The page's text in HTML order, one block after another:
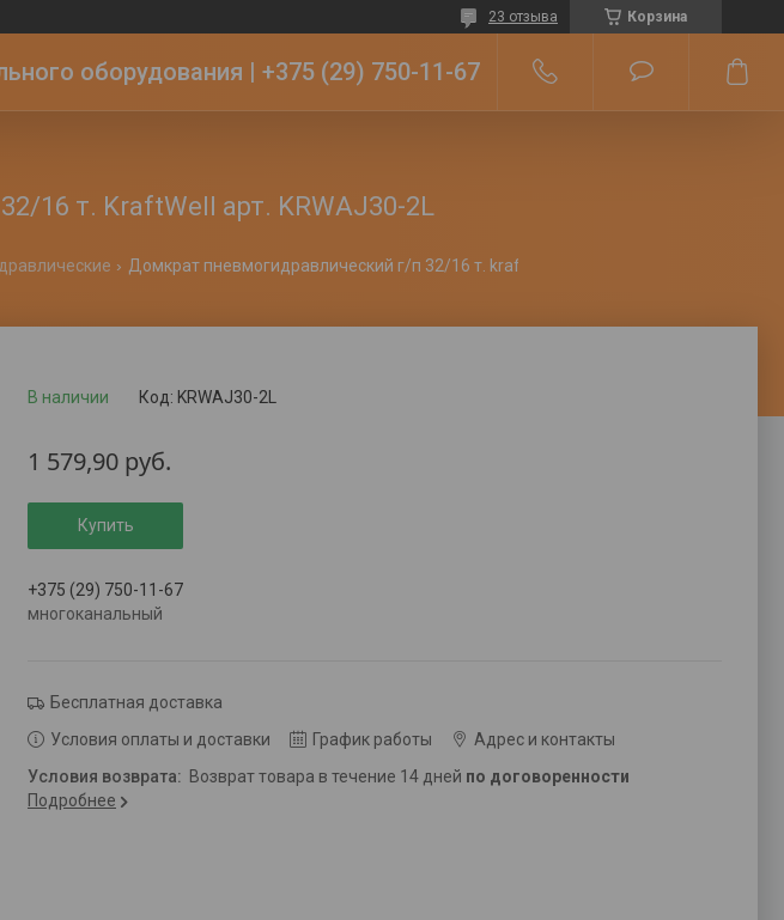
Корзина
23 отзыва
оборудования | +375 (29) 750-11-67
16 т. KraftWell арт. KRWAJ30-2L
В наличии Код: KRWAJ30-2L
1 579,90 руб.
Купить
+375 (29) 750-11-67
многоканальный
Бесплатная доставка
Условия оплаты и доставки
График работы
Адрес и контакты
возврат товара в течение 14 дней по договоренности
Подробнее